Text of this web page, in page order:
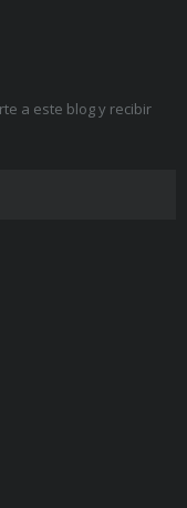
a este blog y recibir